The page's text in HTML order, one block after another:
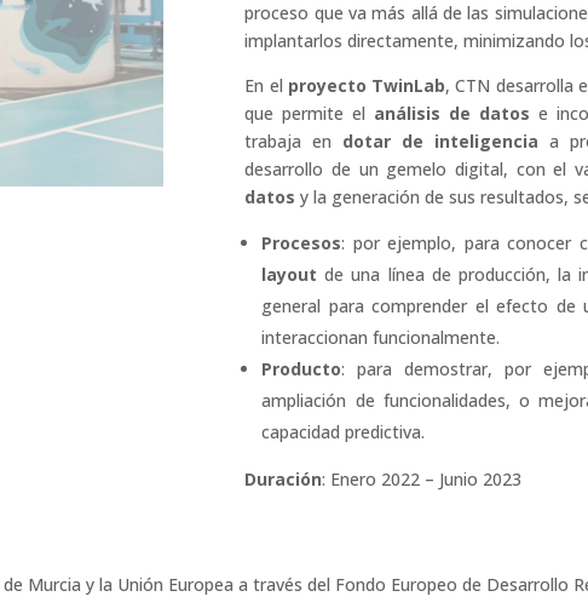
proceso que va más allá de las
implantarlos directamente, minimizando
En el proyecto TwinLab, CTN desarrolla
que permite el análisis de datos e
trabaja en dotar de inteligencia a
desarrollo de un gemelo digital, con el
datos y la generación de sus resultados,
Procesos: por ejemplo, para conocer
layout de una línea de producción, la
general para comprender el efecto
interaccionan funcionalmente.
Producto: para demostrar, por
ampliación de funcionalidades, o
capacidad predictiva.
Duración: Enero 2022 – Junio 2023
Murcia y la Unión Europea a través del Fondo Europeo de Desarrollo